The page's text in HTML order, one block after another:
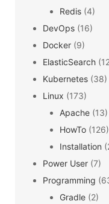
Redis (4)
DevOps (16)
Docker (9)
ElasticSearch
Kubernetes (38)
Linux (173)
Apache (13)
HowTo (126)
Installation
Power User (7)
Programming
Gradle (2)